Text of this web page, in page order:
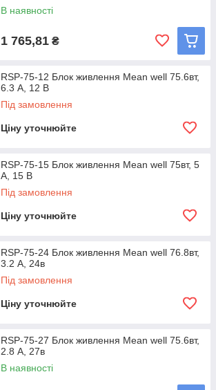
В наявності
1 765,81 ₴
RSP-75-12 Блок живлення Mean well 75.6вт,
6.3 А, 12 В
Під замовлення
Ціну уточнюйте
RSP-75-15 Блок живлення Mean well 75вт, 5
А, 15 В
Під замовлення
Ціну уточнюйте
RSP-75-24 Блок живлення Mean well 76.8вт,
3.2 А, 24в
Під замовлення
Ціну уточнюйте
RSP-75-27 Блок живлення Mean well 75.6вт,
2.8 А, 27в
В наявності